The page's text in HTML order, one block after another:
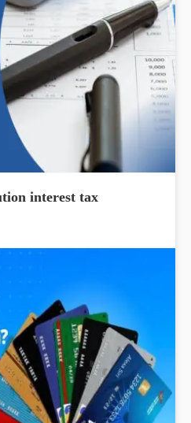
interest tax